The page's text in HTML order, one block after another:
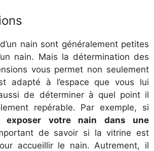
nain sont généralement petites
nain. Mais la détermination des
vous permet non seulement
adapté à l’espace que vous lui
de déterminer à quel point il
repérable. Par exemple, si
exposer votre nain dans une
de savoir si la vitrine est
accueillir le nain. Autrement, il